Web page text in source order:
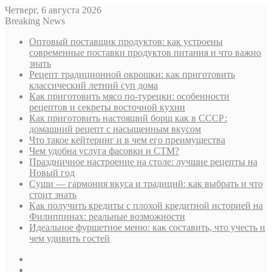
Четверг, 6 августа 2026
Breaking News
Оптовый поставщик продуктов: как устроены
современные поставки продуктов питания и что важно
знать
Рецепт традиционной окрошки: как приготовить
классический летний суп дома
Как приготовить мясо по-турецки: особенности
рецептов и секреты восточной кухни
Как приготовить настоящий борщ как в СССР:
домашний рецепт с насыщенным вкусом
Что такое кейтеринг и в чем его преимущества
Чем удобна услуга фасовки и СТМ?
Праздничное настроение на столе: лучшие рецепты на
Новый год
Суши — гармония вкуса и традиций: как выбрать и что
стоит знать
Как получить кредиты с плохой кредитной историей на
Филиппинах: реальные возможности
Идеальное фуршетное меню: как составить, что учесть и
чем удивить гостей